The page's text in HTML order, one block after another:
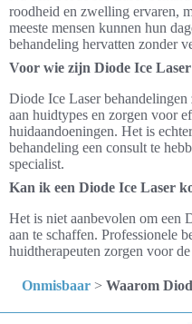
roodheid en zwelling ervaren,
meeste mensen kunnen hun
behandeling hervatten zonder
Voor wie zijn Diode Ice
Diode Ice Laser
aan huidtypes en zorgen voor
huidaandoeningen. Het is
behandeling een consult te
specialist.
Kan ik een Diode Ice Laser
Het is niet aanbevolen om een
aan te schaffen. Professionele
huidtherapeuten zorgen voor
Onmisbaar> Waarom